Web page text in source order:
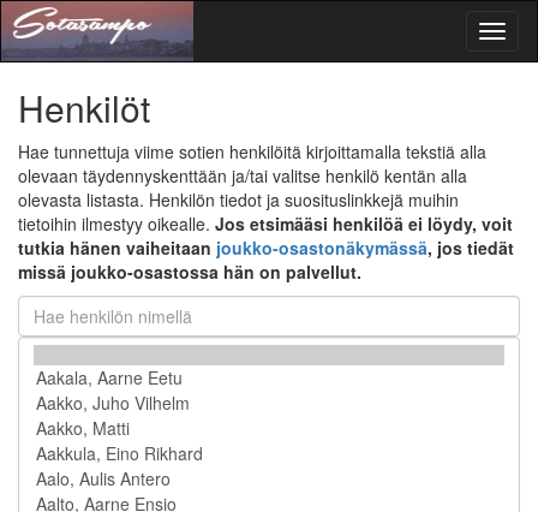
Henkilöt
Hae tunnettuja viime sotien henkilöitä kirjoittamalla tekstiä alla
olevaan täydennyskenttään ja/tai valitse henkilö kentän alla
olevasta listasta. Henkilön tiedot ja suosituslinkkejä muihin
tietoihin ilmestyy oikealle. Jos etsimääsi henkilöä ei löydy, voit
tutkia hänen vaiheitaan joukko-osastonäkymässä, jos tiedät
missä joukko-osastossa hän on palvellut.